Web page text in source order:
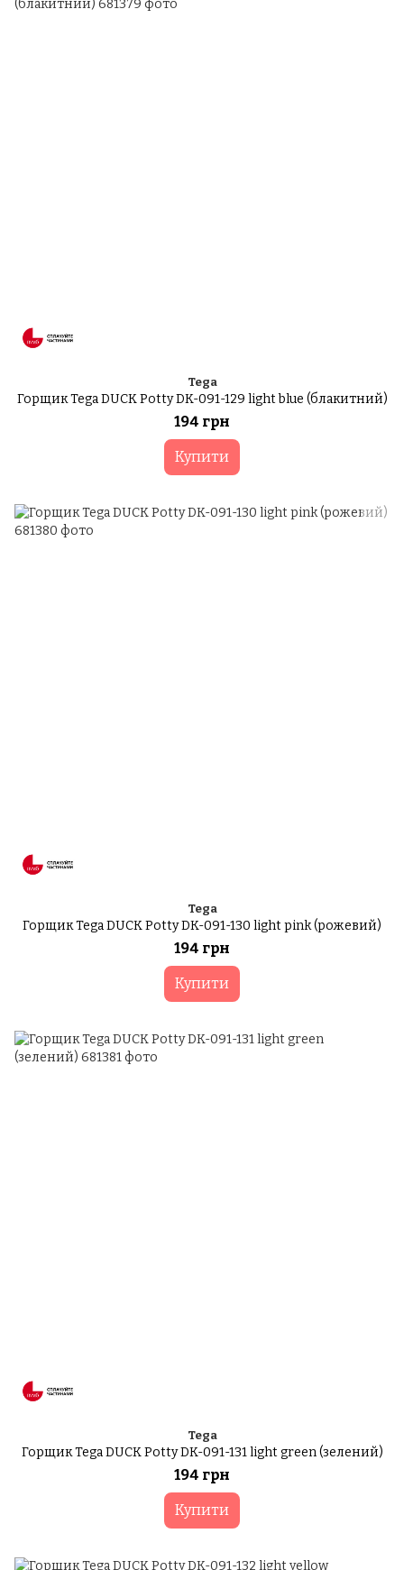
Tega
Горщик Tega DUCK Potty DK-091-129 light blue (блакитний)
194 грн
Купити
Tega
Горщик Tega DUCK Potty DK-091-130 light pink (рожевий)
194 грн
Купити
Tega
Горщик Tega DUCK Potty DK-091-131 light green (зелений)
194 грн
Купити